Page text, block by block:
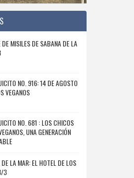
MISILES DE SABANA DE LA
NO. 916: 14 DE AGOSTO
VEGANOS
NO. 681 : LOS CHICOS
UNA GENERACIÓN
LA MAR: EL HOTEL DE LOS
3